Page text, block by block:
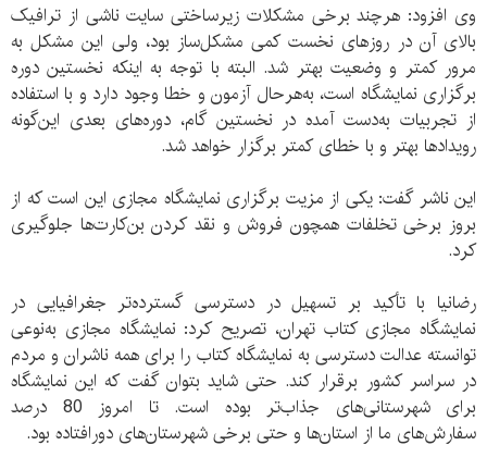
وی افزود: هرچند برخی مشکلات زیرساختی سایت ناشی از ترافیک
بالای آن در روزهای نخست کمی مشکل‌ساز بود، ولی این مشکل به
مرور کمتر و وضعیت بهتر شد. البته با توجه به اینکه نخستین دوره
برگزاری نمایشگاه است، به‌هرحال آزمون و خطا وجود دارد و با استفاده
از تجربیات به‌دست آمده در نخستین گام، دوره‌های بعدی این‌گونه
رویدادها بهتر و با خطای کمتر برگزار خواهد شد.
این ناشر گفت: یکی از مزیت برگزاری نمایشگاه مجازی این است که از
بروز برخی تخلفات همچون فروش و نقد کردن بن‌کارت‌ها جلوگیری
کرد.
رضانیا با تأکید بر تسهیل در دسترسی گسترده‌تر جغرافیایی در
نمایشگاه مجازی کتاب تهران، تصریح کرد: نمایشگاه مجازی به‌نوعی
توانسته عدالت دسترسی به نمایشگاه کتاب را برای همه ناشران و مردم
در سراسر کشور برقرار کند. حتی شاید بتوان گفت که این نمایشگاه
برای شهرستانی‌های جذاب‌تر بوده است. تا امروز 80 درصد
سفارش‌های ما از استان‌ها و حتی برخی شهرستان‌های دورافتاده بود.